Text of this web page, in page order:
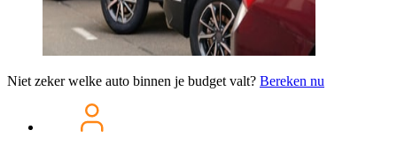
Niet zeker welke auto binnen je budget valt? Bereken nu